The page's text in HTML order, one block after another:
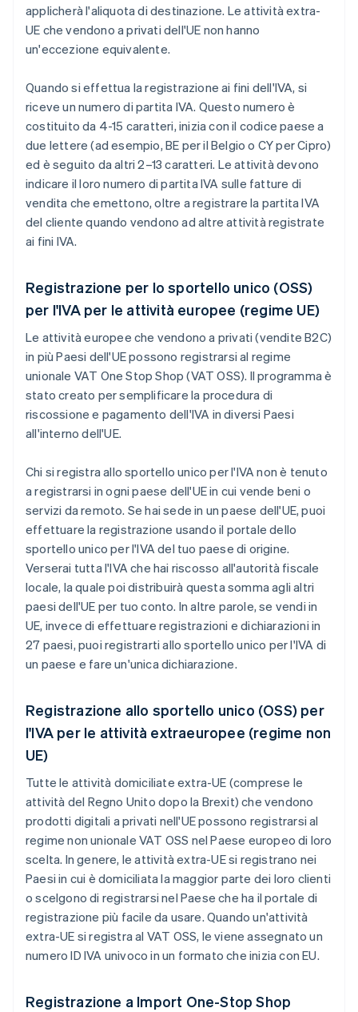
applicherà l'aliquota di destinazione. Le attività extra-
UE che vendono a privati dell'UE non hanno
un'eccezione equivalente.
Quando si effettua la registrazione ai fini dell'IVA, si
riceve un numero di partita IVA. Questo numero è
costituito da 4-15 caratteri, inizia con il codice paese a
due lettere (ad esempio, BE per il Belgio o CYper Cipro)
ed è seguito da altri 2–13 caratteri. Le attività devono
indicare il loro numero di partita IVA sulle fatture di
vendita che emettono, oltre a registrare la partita IVA
del cliente quando vendono ad altre attività registrate
ai fini IVA.
Registrazione per lo sportello unico (OSS)
per l'IVA per le attività europee (regime UE)
Le attività europee che vendono a privati (vendite B2C)
in più Paesi dell'UE possono registrarsi al regime
unionale VAT One Stop Shop (VAT OSS). Il programma è
stato creato per semplificare la procedura di
riscossione e pagamento dell'IVA in diversi Paesi
all'interno dell'UE.
Chi si registra allo sportello unico per l'IVA non è tenuto
a registrarsi in ogni paese dell'UE in cui vende beni o
servizi da remoto. Se hai sede in un paese dell'UE, puoi
effettuare la registrazione usando il portale dello
sportello unico per l'IVA del tuo paese di origine.
Verserai tutta l'IVA che hai riscosso all'autorità fiscale
locale, la quale poi distribuirà questa somma agli altri
paesi dell'UE per tuo conto. In altre parole, se vendi in
UE, invece di effettuare registrazioni e dichiarazioni in
27 paesi, puoi registrarti allo sportello unico per l'IVA di
un paese e fare un'unica dichiarazione.
Registrazione allo sportello unico (OSS) per
l'IVA per le attività extraeuropee (regime non
UE)
Tutte le attività domiciliate extra-UE (comprese le
attività del Regno Unito dopo la Brexit) che vendono
prodotti digitali a privati nell'UE possono registrarsi al
regime non unionale VAT OSS nel Paese europeo di loro
scelta. In genere, le attività extra-UE si registrano nei
Paesi in cui è domiciliata la maggior parte dei loro clienti
o scelgono di registrarsi nel Paese che ha il portale di
registrazione più facile da usare. Quando un'attività
extra-UE si registra al VAT OSS, le viene assegnato un
numero ID IVA univoco in un formato che inizia conEU.
Registrazione a Import One-Stop Shop